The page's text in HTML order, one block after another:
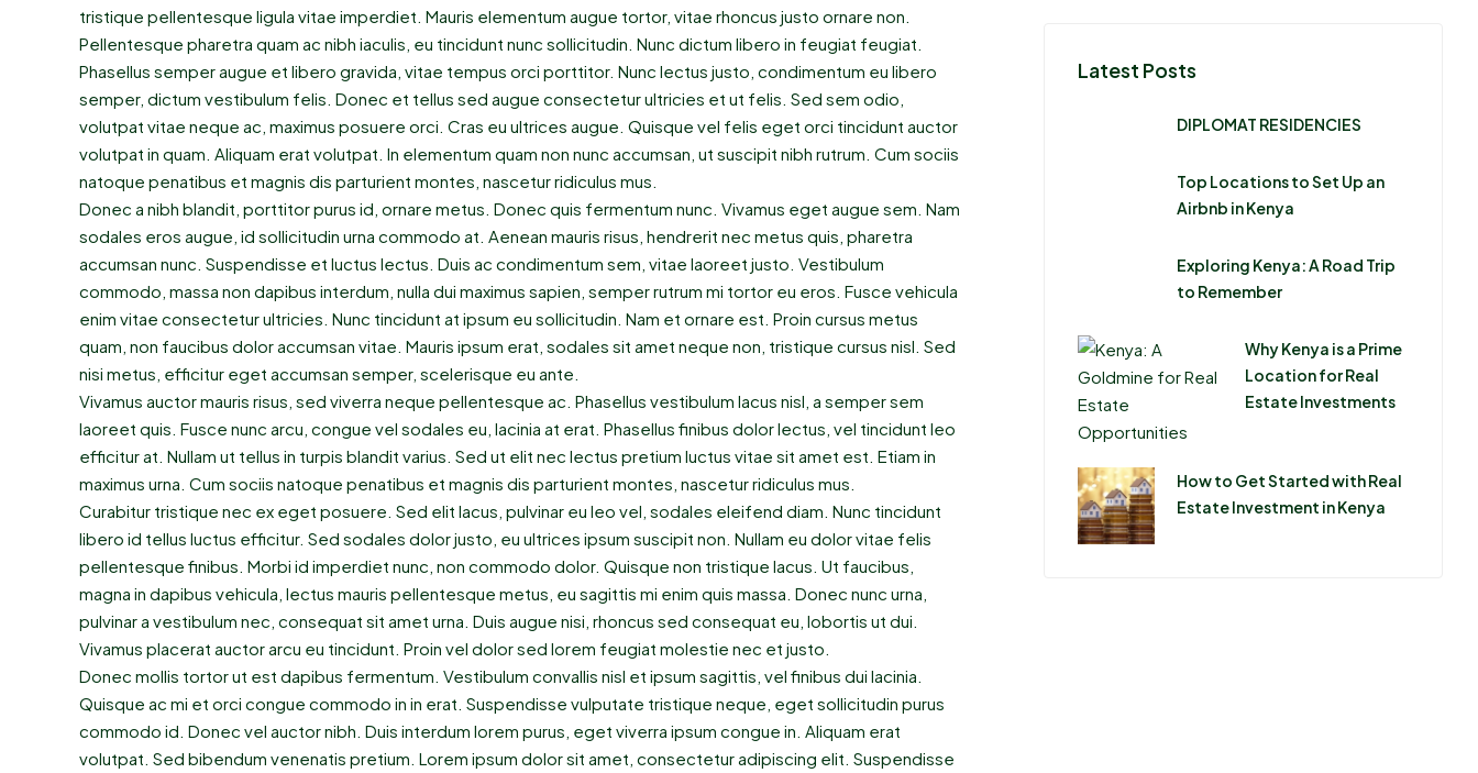
tristique pellentesque ligula vitae imperdiet. Mauris elementum augue tortor, vitae rhoncus justo ornare non.
Pellentesque pharetra quam ac nibh iaculis, eu tincidunt nunc sollicitudin. Nunc dictum libero in feugiat feugiat.
Phasellus semper augue et libero gravida, vitae tempus orci porttitor. Nunc lectus justo, condimentum eu libero
semper, dictum vestibulum felis. Donec et tellus sed augue consectetur ultricies et ut felis. Sed sem odio,
volutpat vitae neque ac, maximus posuere orci. Cras eu ultrices augue. Quisque vel felis eget orci tincidunt auctor
volutpat in quam. Aliquam erat volutpat. In elementum quam non nunc accumsan, ut suscipit nibh rutrum. Cum sociis
natoque penatibus et magnis dis parturient montes, nascetur ridiculus mus.
Donec a nibh blandit, porttitor purus id, ornare metus. Donec quis fermentum nunc. Vivamus eget augue sem. Nam
sodales eros augue, id sollicitudin urna commodo at. Aenean mauris risus, hendrerit nec metus quis, pharetra
accumsan nunc. Suspendisse et luctus lectus. Duis ac condimentum sem, vitae laoreet justo. Vestibulum
commodo, massa non dapibus interdum, nulla dui maximus sapien, semper rutrum mi tortor eu eros. Fusce vehicula
enim vitae consectetur ultricies. Nunc tincidunt at ipsum eu sollicitudin. Nam et ornare est. Proin cursus metus
quam, non faucibus dolor accumsan vitae. Mauris ipsum erat, sodales sit amet neque non, tristique cursus nisl. Sed
nisi metus, efficitur eget accumsan semper, scelerisque eu ante.
Vivamus auctor mauris risus, sed viverra neque pellentesque ac. Phasellus vestibulum lacus nisl, a semper sem
laoreet quis. Fusce nunc arcu, congue vel sodales eu, lacinia at erat. Phasellus finibus dolor lectus, vel tincidunt leo
efficitur at. Nullam ut tellus in turpis blandit varius. Sed ut elit nec lectus pretium luctus vitae sit amet est. Etiam in
maximus urna. Cum sociis natoque penatibus et magnis dis parturient montes, nascetur ridiculus mus.
Curabitur tristique nec ex eget posuere. Sed elit lacus, pulvinar eu leo vel, sodales eleifend diam. Nunc tincidunt
libero id tellus luctus efficitur. Sed sodales dolor justo, eu ultrices ipsum suscipit non. Nullam eu dolor vitae felis
pellentesque finibus. Morbi id imperdiet nunc, non commodo dolor. Quisque non tristique lacus. Ut faucibus,
magna in dapibus vehicula, lectus mauris pellentesque metus, eu sagittis mi enim quis massa. Donec nunc urna,
pulvinar a vestibulum nec, consequat sit amet urna. Duis augue nisi, rhoncus sed consequat eu, lobortis ut dui.
Vivamus placerat auctor arcu eu tincidunt. Proin vel dolor sed lorem feugiat molestie nec et justo.
Donec mollis tortor ut est dapibus fermentum. Vestibulum convallis nisl et ipsum sagittis, vel finibus dui lacinia.
Quisque ac mi et orci congue commodo in in erat. Suspendisse vulputate tristique neque, eget sollicitudin purus
commodo id. Donec vel auctor nibh. Duis interdum lorem purus, eget viverra ipsum congue in. Aliquam erat
volutpat. Sed bibendum venenatis pretium. Lorem ipsum dolor sit amet, consectetur adipiscing elit. Suspendisse
Latest Posts
DIPLOMAT RESIDENCIES
Top Locations to Set Up an
Airbnb in Kenya
Exploring Kenya: A Road Trip
to Remember
Why Kenya is a Prime
Location for Real
Estate Investments
How to Get Started with Real
Estate Investment in Kenya